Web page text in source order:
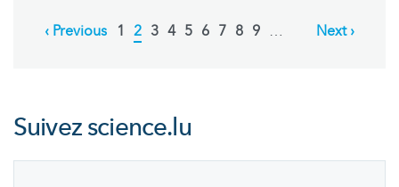
Previous
‹ Previous Page
1 Current
2 Page
3 Page
4 Page
5 Page
6 Page
7 Page
8 Page
9 …
Next
Next ›
Suivezscience.lu